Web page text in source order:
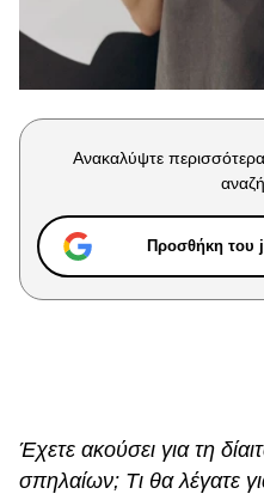
Real Women
Πρόσωπα
Celebrities
True Stories
Ask the Guru
Success Stories
Living
Ανακαλύψτε
Προσθήκη του
Έχετε ακούσει για τη
σπηλαίων; Τι θα λέγατε